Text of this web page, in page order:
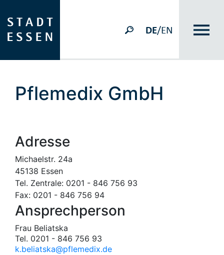
DE/EN
Pflemedix GmbH
Adresse
Michaelstr. 24a
45138 Essen
Tel. Zentrale: 0201 - 846 756 93
Fax: 0201 - 846 756 94
Ansprechperson
Frau Beliatska
Tel. 0201 - 846 756 93
k.beliatska@pflemedix.de